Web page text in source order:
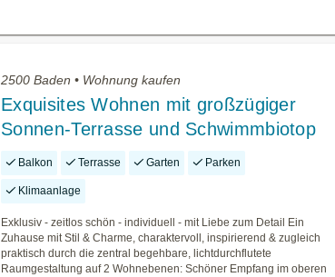
2500 Baden • Wohnung kaufen
Exquisites Wohnen mit großzügiger
Sonnen-Terrasse und Schwimmbiotop
Balkon Terrasse Garten Parken
Klimaanlage
Exklusiv - zeitlos schön - individuell - mit Liebe zum Detail Ein
Zuhause mit Stil & Charme, charaktervoll, inspirierend & zugleich
praktisch durch die zentral begehbare, lichtdurchflutete
Raumgestaltung auf 2 Wohnebenen: Schöner Empfang im oberen